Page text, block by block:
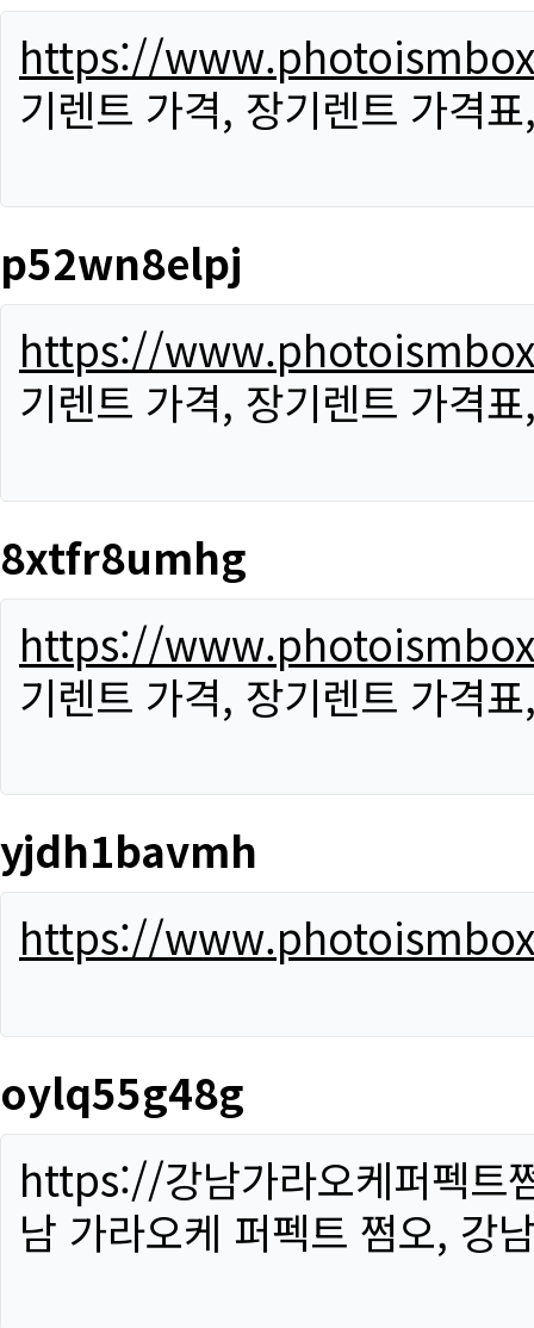
https://
기렌트 가격, 장기렌트 가격
p52wn8elpj
https://
기렌트 가격, 장기렌트 가격
8xtfr8umhg
https://
기렌트 가격, 장기렌트 가격
yjdh1bavmh
https://
oylq55g48g
https://강남가라오케퍼펙트
남 가라오케 퍼펙트 쩜오, 강